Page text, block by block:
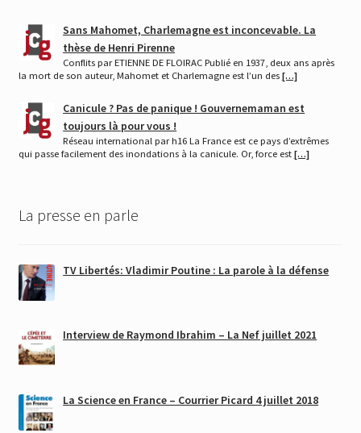
Sans Mahomet, Charlemagne est inconcevable. La
thèse de Henri Pirenne
Conflits par ETIENNE DE FLOIRAC Publié en 1937, deux ans après
la mort de son auteur, Mahomet et Charlemagne est l’un des […]
Canicule ? Pas de panique ! Gouvernemaman est
toujours là pour vous !
Réseau international par h16 La France est ce pays d’extrêmes
qui passe facilement des inondations à la canicule. Or, force est […]
La presse en parle
TV Libertés: Vladimir Poutine : La parole à la défense
Interview de Raymond Ibrahim – La Nef juillet 2021
La Science en France – Courrier Picard 4 juillet 2018